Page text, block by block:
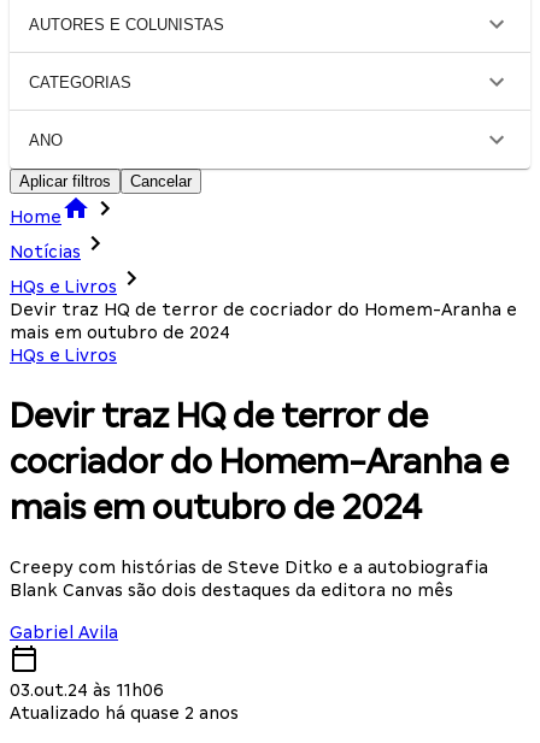
AUTORES E COLUNISTAS
CATEGORIAS
ANO
Aplicar filtros Cancelar
Home
Notícias
HQs e Livros
Devir traz HQ de terror de cocriador do Homem-Aranha e
mais em outubro de 2024
HQs e Livros
Devir traz HQ de terror de
cocriador do Homem-Aranha e
mais em outubro de 2024
Creepy com histórias de Steve Ditko e a autobiografia
Blank Canvas são dois destaques da editora no mês
Gabriel Avila
03.out.24 às 11h06
Atualizado há quase 2 anos